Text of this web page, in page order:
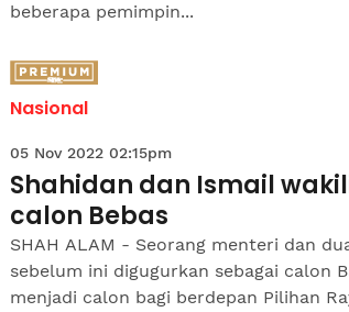
beberapa pemimpin...
Nasional
05 Nov 2022 02:15pm
Shahidan dan Ismail
calon Bebas
SHAH ALAM - Seorang menteri dan
sebelum ini digugurkan sebagai calon
menjadi calon bagi berdepan Pilihan